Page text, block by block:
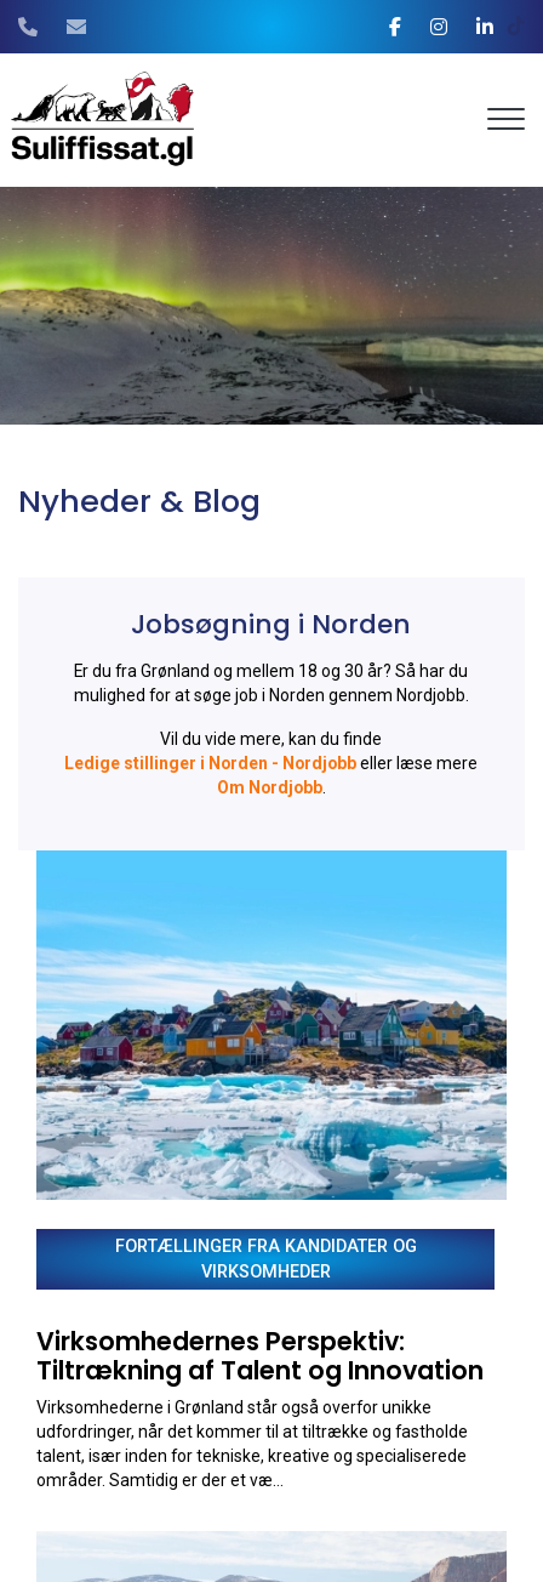
Gå
Nyheder & Blog
Jobsøgning i Norden
Er du fra Grønland og mellem 18 og 30 år? Så har du
mulighed for at søge job i Norden gennem Nordjobb.
Vil du vide mere, kan du finde
Ledige stillinger i Norden - Nordjobbeller læse mere
Om Nordjobb.
FORTÆLLINGER FRA KANDIDATER OG
VIRKSOMHEDER
Virksomhedernes Perspektiv:
Tiltrækning af Talent og Innovation
Virksomhederne i Grønland står også overfor unikke
udfordringer, når det kommer til at tiltrække og fastholde
talent, især inden for tekniske, kreative og specialiserede
områder. Samtidig er der et væ...